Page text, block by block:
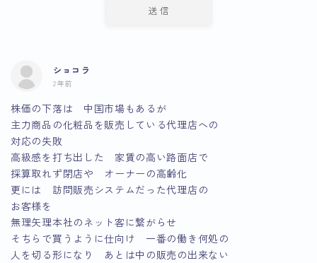
ショコラ
2年前
株価の下落は 中国市場もあるが
主力商品の化粧品を販売している代理店への
対応の失敗
高級感を打ち出した 家賃の高い路面店で
採算取れず閉店や オーナーの高齢化
更には 訪問販売システムだった代理店の
お客様を
無理矢理本社のネット客に繋がらせ
そちらで買うように仕向け 一番の働き何処の
人を切る形になり あとは中の販売の出来ない